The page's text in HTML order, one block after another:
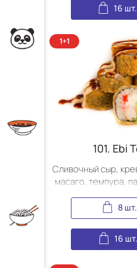
16 шт.
101. Ebi
Сливочный сыр,
масаго, темпура,
8 шт.
16 шт.